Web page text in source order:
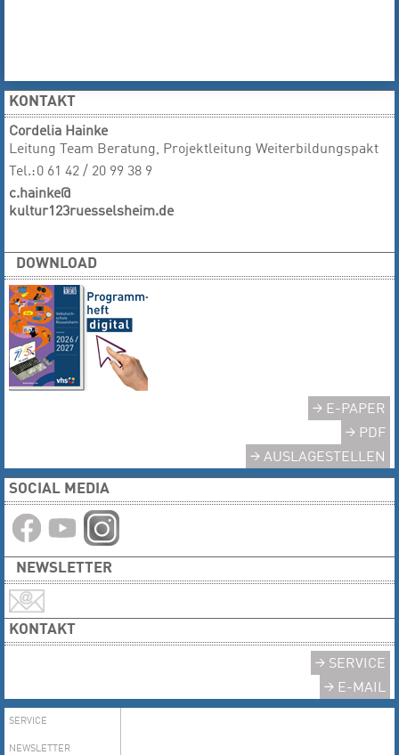
KONTAKT
Cordelia Hainke
Leitung Team Beratung, Projektleitung Weiterbildungspakt
Tel.:0 61 42 / 20 99 38 9
c.hainke@
kultur123ruesselsheim.de
DOWNLOAD
E-PAPER
PDF
AUSLAGESTELLEN
SOCIAL MEDIA
NEWSLETTER
KONTAKT
SERVICE
E-MAIL
SERVICE
NEWSLETTER